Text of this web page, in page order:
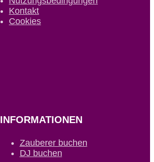
Kontakt
Cookies
INFORMATIONEN
Zauberer buchen
DJ buchen